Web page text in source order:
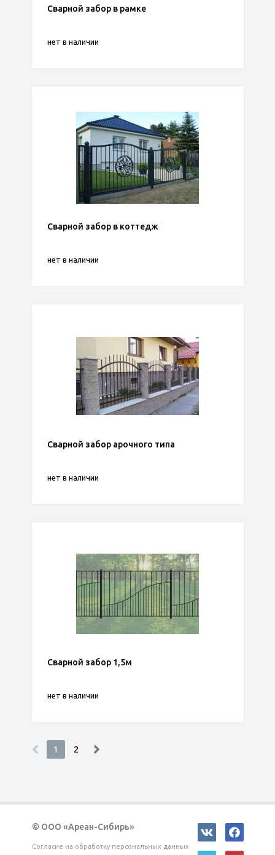
Сварной забор в рамке
нет в наличии
Сварной забор в коттедж
нет в наличии
Сварной забор арочного типа
нет в наличии
Сварной забор 1,5м
нет в наличии
1 2
© ООО «Ареан-Сибирь»
Согласие на обработку персональных данных